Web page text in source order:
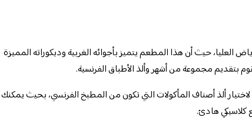
حيث أن هذا المطعم يتميز بأجوائه الغربية وديكوراته المميزة
بتقديم مجموعة من أشهر وألذ الأطباق الفرنسية.
ألذ أصناف المأكولات التي تكون من المطبخ الفرنسي، بحيث يمكنك
كلاسيكي هادئ.